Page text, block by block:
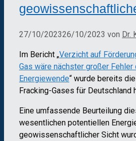
27/10/202326/10/2023 von Dr.
Im Bericht „Verzicht auf
Gas wäre nächster großer Fehler
Energiewende“ wurde bereits
Fracking-Gases für Deutschland
Eine umfassende Beurteilung
wesentlichen potentiellen
geowissenschaftlicher Sicht